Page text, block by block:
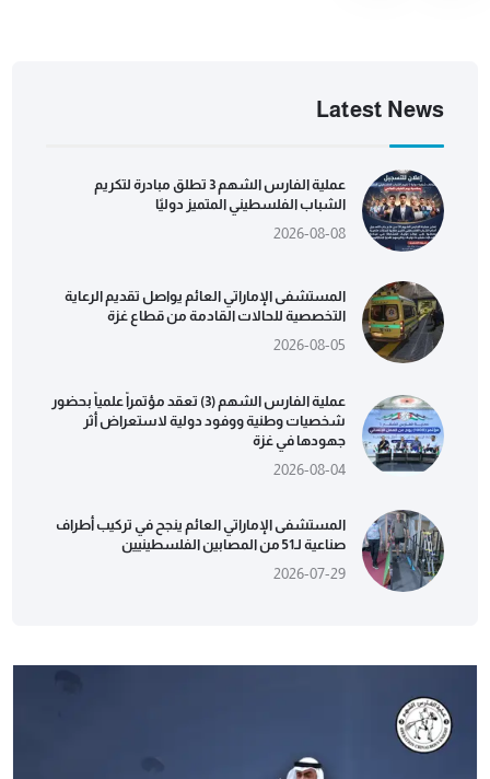
Latest News
عملية الفارس الشهم 3 تطلق مبادرة لتكريم
الشباب الفلسطيني المتميز دوليًا
2026-08-08
المستشفى الإماراتي العائم يواصل تقديم الرعاية
التخصصية للحالات القادمة من قطاع غزة
2026-08-05
عملية الفارس الشهم (3) تعقد مؤتمراً علمياً بحضور
شخصيات وطنية ووفود دولية لاستعراض أثر
جهودها في غزة
2026-08-04
المستشفى الإماراتي العائم ينجح في تركيب أطراف
صناعية لـ51 من المصابين الفلسطينيين
2026-07-29